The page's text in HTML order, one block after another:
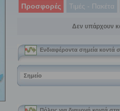
Προσφορές Τιμές - Πακέτα
Δεν υπάρχουν